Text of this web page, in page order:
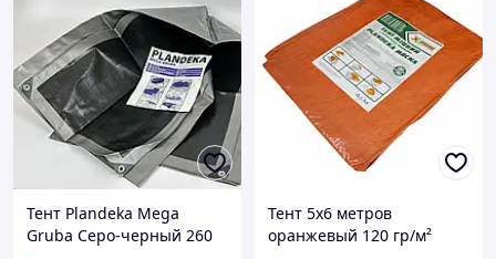
Тент Plandeka Mega
Gruba Серо-черный 260
Тент 5х6 метров
оранжевый 120 гр/м²